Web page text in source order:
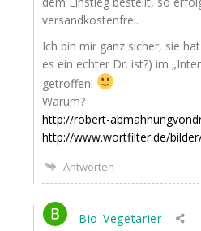
versandkostenfrei.
Ich bin mir ganz sicher, sie
es ein ech­ter Dr. ist?) im
getroffen!
Warum?
http://robert-
http://www.wortfilter.de/
Antworten
Bio-Vegetarier